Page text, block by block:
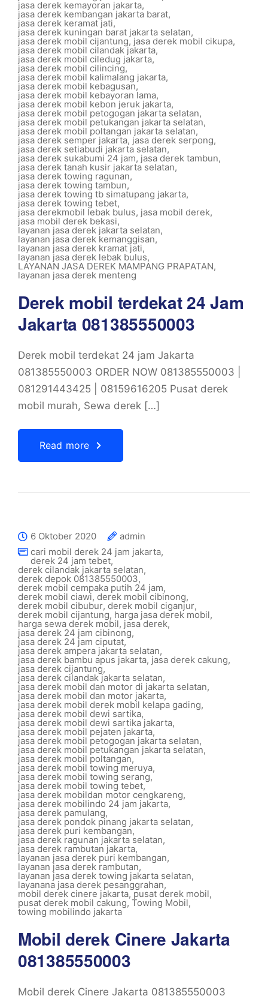
jasa derek kemayoran jakarta,
jasa derek kembangan jakarta barat,
jasa derek keramat jati,
jasa derek kuningan barat jakarta selatan,
jasa derek mobil cijantung, jasa derek mobil cikupa,
jasa derek mobil cilandak jakarta,
jasa derek mobil ciledug jakarta,
jasa derek mobil cilincing,
jasa derek mobil kalimalang jakarta,
jasa derek mobil kebagusan,
jasa derek mobil kebayoran lama,
jasa derek mobil kebon jeruk jakarta,
jasa derek mobil petogogan jakarta selatan,
jasa derek mobil petukangan jakarta selatan,
jasa derek mobil poltangan jakarta selatan,
jasa derek semper jakarta, jasa derek serpong,
jasa derek setiabudi jakarta selatan,
jasa derek sukabumi 24 jam, jasa derek tambun,
jasa derek tanah kusir jakarta selatan,
jasa derek towing ragunan,
jasa derek towing tambun,
jasa derek towing tb simatupang jakarta,
jasa derek towing tebet,
jasa derekmobil lebak bulus, jasa mobil derek,
jasa mobil derek bekasi,
layanan jasa derek jakarta selatan,
layanan jasa derek kemanggisan,
layanan jasa derek kramat jati,
layanan jasa derek lebak bulus,
LAYANAN JASA DEREK MAMPANG PRAPATAN,
layanan jasa derek menteng
Derek mobil terdekat 24 Jam
Jakarta 081385550003
Derek mobil terdekat 24 jam Jakarta
081385550003 ORDER NOW 081385550003 |
081291443425 | 08159616205 Pusat derek
mobil murah, Sewa derek […]
Read more
6 Oktober 2020
admin
cari mobil derek 24 jam jakarta,
derek 24 jam tebet,
derek cilandak jakarta selatan,
derek depok 081385550003,
derek mobil cempaka putih 24 jam,
derek mobil ciawi, derek mobil cibinong,
derek mobil cibubur, derek mobil ciganjur,
derek mobil cijantung, harga jasa derek mobil,
harga sewa derek mobil, jasa derek,
jasa derek 24 jam cibinong,
jasa derek 24 jam ciputat,
jasa derek ampera jakarta selatan,
jasa derek bambu apus jakarta, jasa derek cakung,
jasa derek cijantung,
jasa derek cilandak jakarta selatan,
jasa derek mobil dan motor di jakarta selatan,
jasa derek mobil dan motor jakarta,
jasa derek mobil derek mobil kelapa gading,
jasa derek mobil dewi sartika,
jasa derek mobil dewi sartika jakarta,
jasa derek mobil pejaten jakarta,
jasa derek mobil petogogan jakarta selatan,
jasa derek mobil petukangan jakarta selatan,
jasa derek mobil poltangan,
jasa derek mobil towing meruya,
jasa derek mobil towing serang,
jasa derek mobil towing tebet,
jasa derek mobildan motor cengkareng,
jasa derek mobilindo 24 jam jakarta,
jasa derek pamulang,
jasa derek pondok pinang jakarta selatan,
jasa derek puri kembangan,
jasa derek ragunan jakarta selatan,
jasa derek rambutan jakarta,
layanan jasa derek puri kembangan,
layanan jasa derek rambutan,
layanan jasa derek towing jakarta selatan,
layanana jasa derek pesanggrahan,
mobil derek cinere jakarta,pusat derek mobil,
pusat derek mobil cakung,Towing Mobil,
towing mobilindo jakarta
Mobil derek Cinere Jakarta
081385550003
Mobil derek Cinere Jakarta 081385550003